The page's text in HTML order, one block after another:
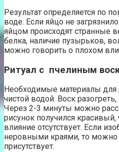
Результат определяется по
воде. Если яйцо не
яйцом происходят странные
белка, наличие пузырьков,
можно говорить о плохом
Ритуал с пчелиным
Необходимые материалы для
чистой водой. Воск
Через 2-3 минуты можно
рисунок получился красивый,
влияние отсутствует. Если
неровными краями, то можно
присутствует.